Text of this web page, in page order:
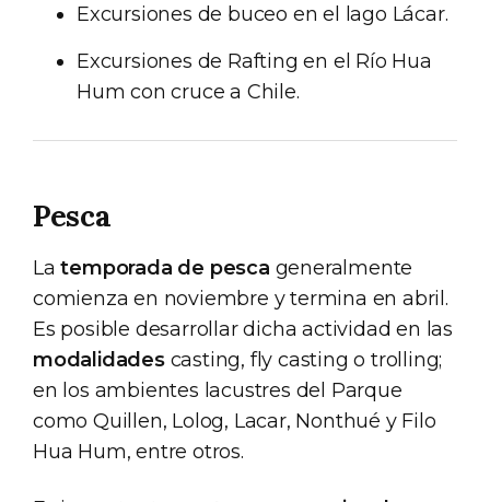
Excursiones de buceo en el lago Lácar.
Excursiones de Rafting en el Río Hua
Hum con cruce a Chile.
Pesca
Latemporada de pesca generalmente
comienza en noviembre y termina en abril.
Es posible desarrollar dicha actividad en las
modalidadescasting, fly casting o trolling;
en los ambientes lacustres del Parque
como Quillen, Lolog, Lacar, Nonthué y Filo
Hua Hum, entre otros.